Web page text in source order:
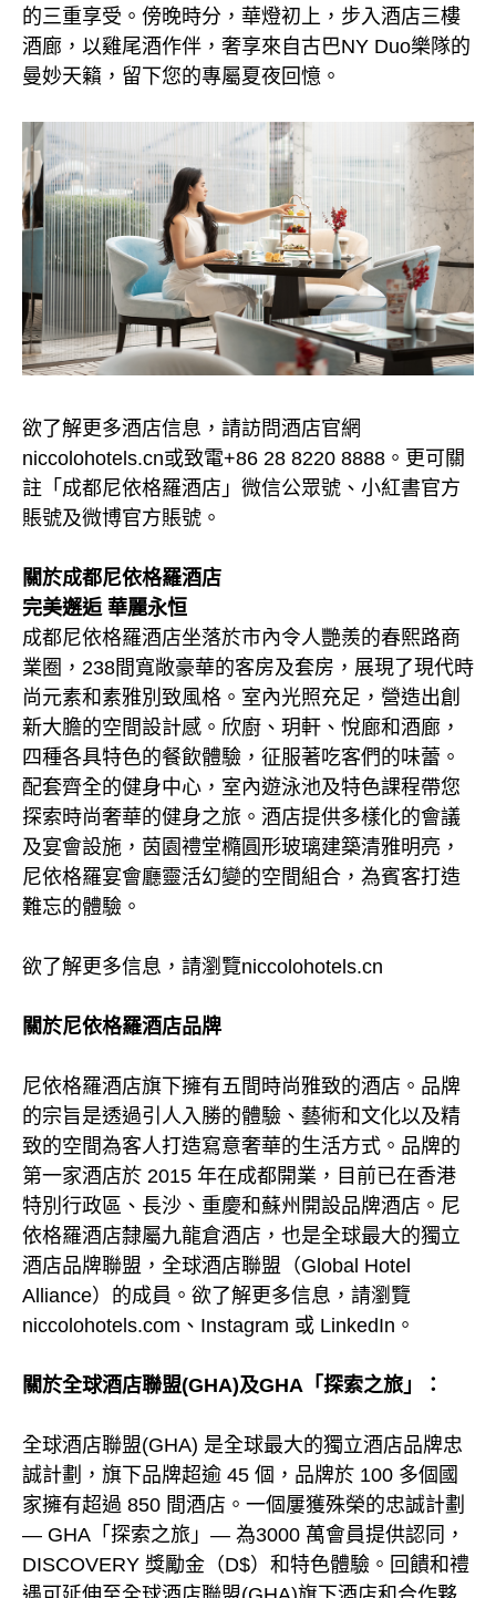
的三重享受。傍晚時分，華燈初上，步入酒店三樓
酒廊，以雞尾酒作伴，奢享來自古巴NY Duo樂隊的
曼妙天籟，留下您的專屬夏夜回憶。
欲了解更多酒店信息，請訪問酒店官網
niccolohotels.cn或致電+86 28 8220 8888。更可關
註「成都尼依格羅酒店」微信公眾號、小紅書官方
賬號及微博官方賬號。
關於成都尼依格羅酒店
完美邂逅 華麗永恒
成都尼依格羅酒店坐落於市內令人艷羨的春熙路商
業圈，238間寬敞豪華的客房及套房，展現了現代時
尚元素和素雅別致風格。室內光照充足，營造出創
新大膽的空間設計感。欣廚、玥軒、悅廊和酒廊，
四種各具特色的餐飲體驗，征服著吃客們的味蕾。
配套齊全的健身中心，室內遊泳池及特色課程帶您
探索時尚奢華的健身之旅。酒店提供多樣化的會議
及宴會設施，茵園禮堂橢圓形玻璃建築清雅明亮，
尼依格羅宴會廳靈活幻變的空間組合，為賓客打造
難忘的體驗。
欲了解更多信息，請瀏覽niccolohotels.cn
關於尼依格羅酒店品牌
尼依格羅酒店旗下擁有五間時尚雅致的酒店。品牌
的宗旨是透過引人入勝的體驗、藝術和文化以及精
致的空間為客人打造寫意奢華的生活方式。品牌的
第一家酒店於 2015 年在成都開業，目前已在香港
特別行政區、長沙、重慶和蘇州開設品牌酒店。尼
依格羅酒店隸屬九龍倉酒店，也是全球最大的獨立
酒店品牌聯盟，全球酒店聯盟（Global Hotel
Alliance）的成員。欲了解更多信息，請瀏覽
niccolohotels.com、Instagram 或 LinkedIn。
關於全球酒店聯盟(GHA)及GHA「探索之旅」：
全球酒店聯盟(GHA) 是全球最大的獨立酒店品牌忠
誠計劃，旗下品牌超逾 45 個，品牌於 100 多個國
家擁有超過 850 間酒店。一個屢獲殊榮的忠誠計劃
— GHA「探索之旅」— 為3000 萬會員提供認同，
DISCOVERY 獎勵金（D$）和特色體驗。回饋和禮